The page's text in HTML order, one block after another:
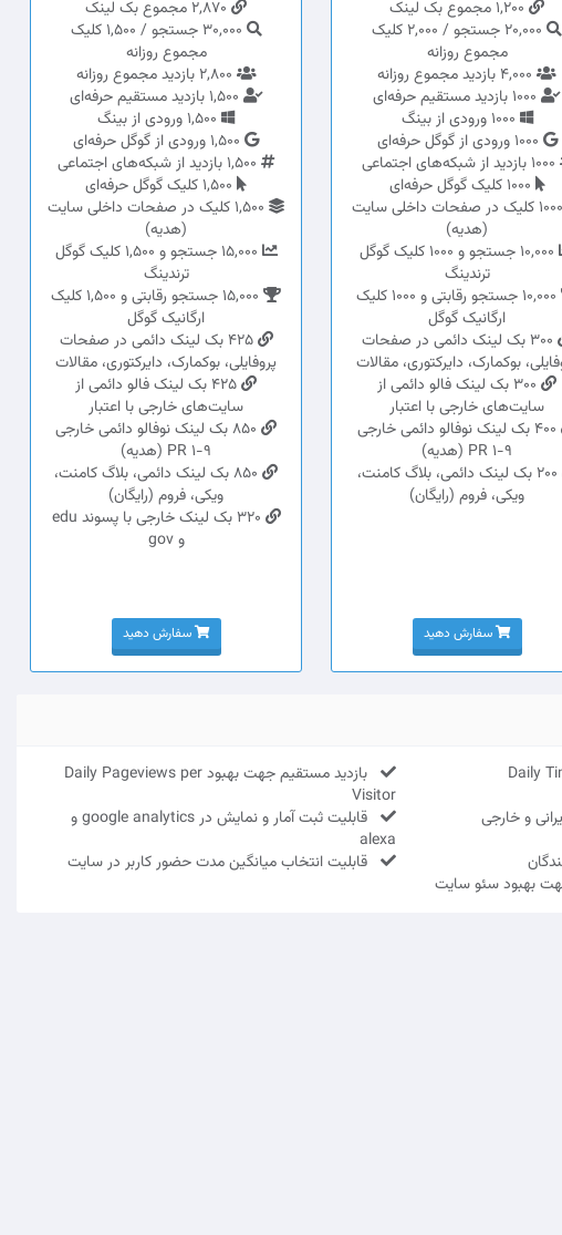
20,000 جستجو / 2,000 کلیک
مجموع روزانه
1000 کلیک در صفحات داخلی سایت
(هدیه)
10,000 جستجو و 1000 کلیک گوگل
ترندینگ
10,000 جستجو رقابتی و 1000 کلیک
ارگانیک گوگل
300 بک لینک دائمی در صفحات
بوکمارک، دایرکتوری، مقالات
300 بک لینک فالو دائمی از
سایت‌های خارجی با اعتبار
400 بک لینک نوفالو دائمی خارجی
PR 1-9 (هدیه)
200 بک لینک دائمی، بلاگ کامنت،
ویکی، فروم (رایگان)
سفارش دهید
30,000 جستجو / 1,500 کلیک
مجموع روزانه
1,500 کلیک در صفحات داخلی سایت
(هدیه)
15,000 جستجو و 1,500 کلیک گوگل
ترندینگ
15,000 جستجو رقابتی و 1,500 کلیک
ارگانیک گوگل
425 بک لینک دائمی در صفحات
پروفایلی، بوکمارک، دایرکتوری، مقالات
425 بک لینک فالو دائمی از
سایت‌های خارجی با اعتبار
850 بک لینک نوفالو دائمی خارجی
PR 1-9 (هدیه)
850 بک لینک دائمی، بلاگ کامنت،
ویکی، فروم (رایگان)
320 بک لینک خارجی با پسوند edu
و gov
سفارش دهید
بازدید مستقیم جهت بهبود Daily Pageviews per
Visitor
و خارجی
قابلیت ثبت آمار و نمایش در google analytics و
alexa
قابلیت انتخاب میانگین مدت حضور کاربر در سایت
بهبود سئو سایت